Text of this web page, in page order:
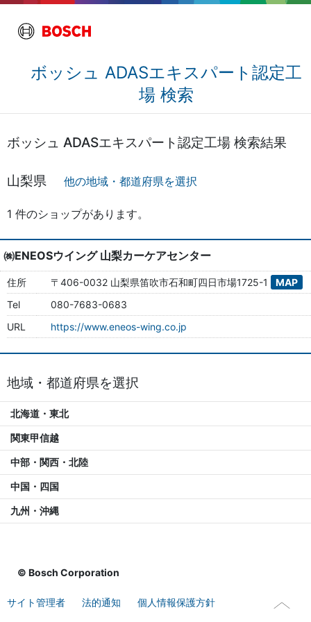
ボッシュ ADASエキスパート認定工
場 検索
ボッシュ ADASエキスパート認定工場 検索結果
山梨県 他の地域・都道府県を選択
1 件のショップがあります。
㈱ENEOSウイング 山梨カーケアセンター
住所 〒406-0032 山梨県笛吹市石和町四日市場1725-1
MAP
Tel
080-7683-0683
URL
https://www.eneos-wing.co.jp
地域・都道府県を選択
北海道・東北
関東甲信越
中部・関西・北陸
中国・四国
九州・沖縄
© Bosch Corporation
サイト管理者 法的通知 個人情報保護方針